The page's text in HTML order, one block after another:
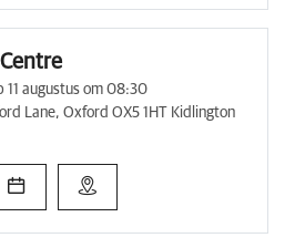
11 augustus om 08:30
Lane, Oxford OX5 1HT Kidlington